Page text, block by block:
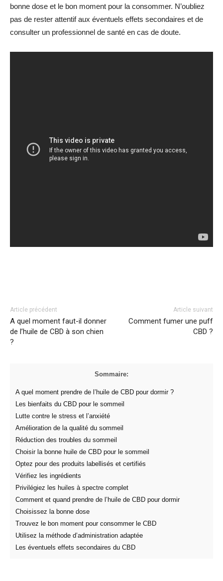
bonne dose et le bon moment pour la consommer. N’oubliez
pas de rester attentif aux éventuels effets secondaires et de
consulter un professionnel de santé en cas de doute.
Article précédent
A quel moment faut-il donner
de l’huile de CBD à son chien
?
Article suivant
Comment fumer une puff
CBD ?
Sommaire:
A quel moment prendre de l’huile de CBD pour dormir ?
Les bienfaits du CBD pour le sommeil
Lutte contre le stress et l’anxiété
Amélioration de la qualité du sommeil
Réduction des troubles du sommeil
Choisir la bonne huile de CBD pour le sommeil
Optez pour des produits labellisés et certifiés
Vérifiez les ingrédients
Privilégiez les huiles à spectre complet
Comment et quand prendre de l’huile de CBD pour dormir
Choisissez la bonne dose
Trouvez le bon moment pour consommer le CBD
Utilisez la méthode d’administration adaptée
Les éventuels effets secondaires du CBD